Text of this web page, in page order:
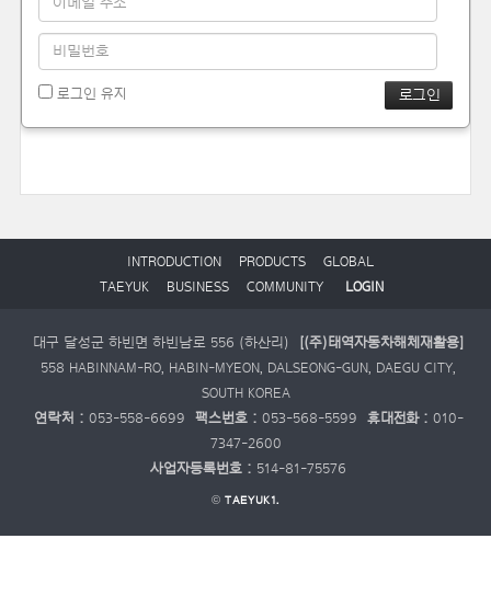
로그인 유지
INTRODUCTION PRODUCTS
GLOBAL
TAEYUK
BUSINESS COMMUNITY LOGIN
대구 달성군 하빈면 하빈남로 556 (하산리)
[(주)태역자동차해체재활용]
558 HABINNAM-RO, HABIN-MYEON, DALSEONG-GUN, DAEGU CITY,
SOUTH KOREA
연락처 : 053-558-6699 팩스번호 : 053-568-5599 휴대전화 : 010-
7347-2600
사업자등록번호 : 514-81-75576
©TAEYUK1.